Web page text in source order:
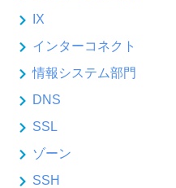
IX
インターコネクト
情報システム部門
DNS
SSL
ゾーン
SSH